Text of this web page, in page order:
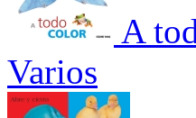
A
Varios